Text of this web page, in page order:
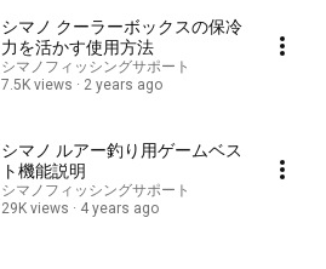
シマノ クーラーボックスの保冷
力を活かす使用方法
シマノフィッシングサポート
7.5K views
2 years ago
シマノ ルアー釣り用ゲームベス
ト機能説明
シマノフィッシングサポート
29K views
4 years ago